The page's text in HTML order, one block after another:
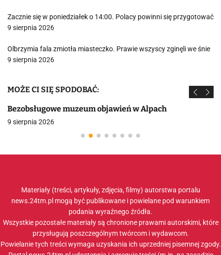
Zacznie się w poniedziałek o 14:00. Polacy powinni się przygotować
9 sierpnia 2026
Olbrzymia fala zmiotła miasteczko. Prawie wszyscy zginęli we śnie
9 sierpnia 2026
MOŻE CI SIĘ SPODOBAĆ:
Bezobsługowe muzeum objawień w Alpach
9 sierpnia 2026
Materiały (treści, artykuły, zdjęcia, filmy) autorstwa portalu
news.24tm.pl mogą być publikowane i powielane pod warunkiem
podania wyraźnego źródła.
Wszystkie pozostałe materiały są chronione prawami autorskimi, które
przysługują poszczególnym twórcom i wydawcom.
Powielanie tych treści wymaga uzyskania ich uprzedniej pisemnej zgody.